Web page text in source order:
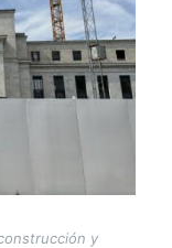
y